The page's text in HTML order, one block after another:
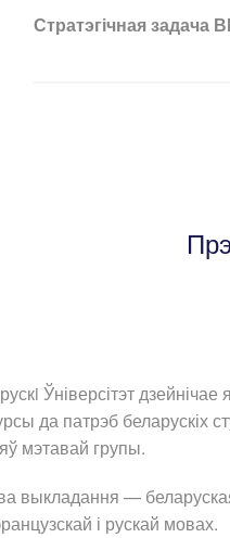
Стратэгічная задача
Ўніверсітэт
да патрэб беларускіх
мэтавай групы.
выкладання —
і рускай мовах.